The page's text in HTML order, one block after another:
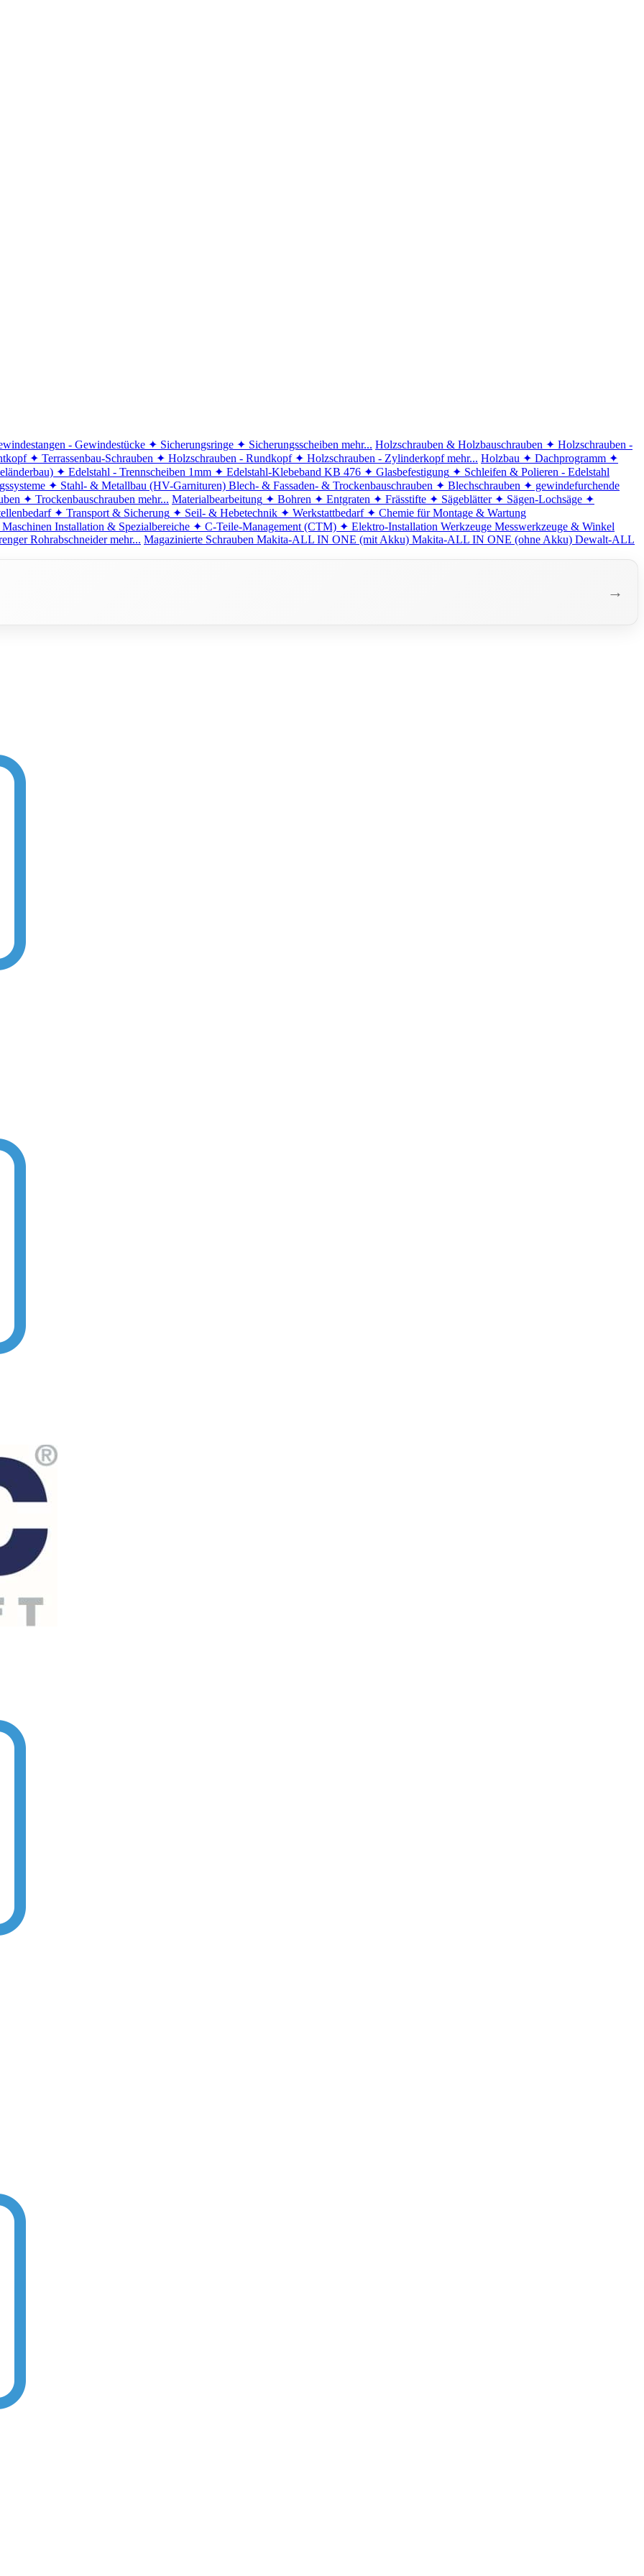
- Gewindestücke ✦ Sicherungsringe ✦ Sicherungsscheiben mehr... Holzschrauben & Holzbauschrauben ✦ Holzschrauben -
✦ Terrassenbau-Schrauben ✦ Holzschrauben - Rundkopf ✦ Holzschrauben - Zylinderkopf mehr... Holzbau ✦ Dachprogramm ✦
✦ Edelstahl - Trennscheiben 1mm ✦ Edelstahl-Klebeband KB 476 ✦ Glasbefestigung ✦ Schleifen & Polieren - Edelstahl
✦ Stahl- & Metallbau (HV-Garnituren) Blech- & Fassaden- & Trockenbauschrauben ✦ Blechschrauben ✦ gewindefurchende
✦ Trockenbauschrauben mehr... Materialbearbeitung ✦ Bohren ✦ Entgraten ✦ Frässtifte ✦ Sägeblätter ✦ Sägen-Lochsäge ✦
✦ Transport & Sicherung ✦ Seil- & Hebetechnik ✦ Werkstattbedarf ✦ Chemie für Montage & Wartung
Installation & Spezialbereiche ✦ C-Teile-Management (CTM) ✦ Elektro-Installation Werkzeuge Messwerkzeuge & Winkel
Rohrabschneider mehr... Magazinierte Schrauben Makita-ALL IN ONE (mit Akku) Makita-ALL IN ONE (ohne Akku) Dewalt-ALL
→